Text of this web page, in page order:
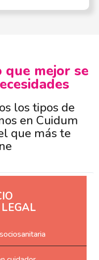
que mejor se
los tipos de
en Cuidum
que más te